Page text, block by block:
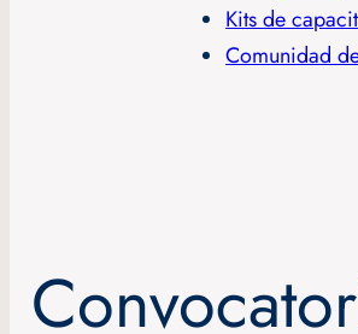
Kits de
Comunidad